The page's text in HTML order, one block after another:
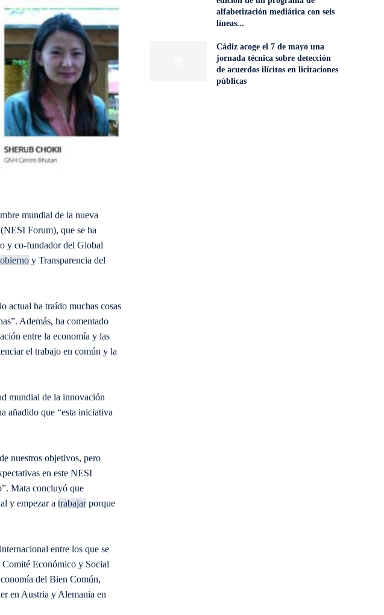
mundial de la nueva
(NESI Forum), que se ha
y co-fundador del Global
y Transparencia del
actual ha traído muchas cosas
Además, ha comentado
entre la economía y las
el trabajo en común y la
mundial de la innovación
añadido que “esta iniciativa
nuestros objetivos, pero
en este NESI
Mata concluyó que
y empezar a trabajarporque
entre los que se
Económico y Social
del Bien Común,
en Austria y Alemania en
alfabetización mediática con seis
líneas...
Cádiz acoge el 7 de mayo una
jornada técnica sobre detección
de acuerdos ilícitos en licitaciones
públicas